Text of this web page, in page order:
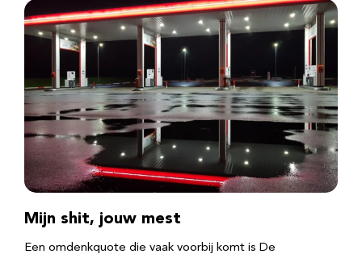
Mijn shit, jouw mest
Een omdenkquote die vaak voorbij komt is De